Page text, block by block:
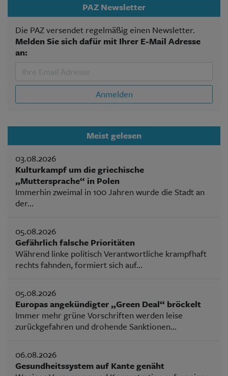
PAZ Newsletter
Die PAZ versendet regelmäßig einen Newsletter.
Melden Sie sich dafür mit Ihrer E-Mail Adresse
an:
Anmelden
Meist gelesen
03.08.2026
Kulturkampf um die griechische
„Muttersprache“ in Polen
Immerhin zweimal in 100 Jahren wurde die Stadt an
der...
05.08.2026
Gefährlich falsche Prioritäten
Während linke politisch Verantwortliche krampfhaft
rechts fahnden, formiert sich auf...
05.08.2026
Europas angekündigter „Green Deal“ bröckelt
Immer mehr grüne Vorschriften werden leise
zurückgefahren und drohende Sanktionen...
06.08.2026
Gesundheitssystem auf Kante genäht